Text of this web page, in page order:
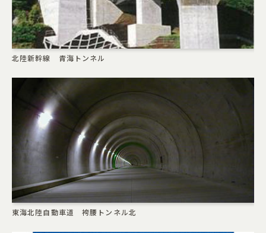
北陸新幹線 青海トンネル
東海北陸自動車道 袴腰トンネル北